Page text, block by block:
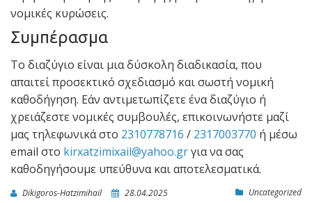
νομικές κυρώσεις.
Συμπέρασμα
Το διαζύγιο είναι μια δύσκολη διαδικασία, που
απαιτεί προσεκτικό σχεδιασμό και σωστή νομική
καθοδήγηση. Εάν αντιμετωπίζετε ένα διαζύγιο ή
χρειάζεστε νομικές συμβουλές, επικοινωνήστε μαζί
μας τηλεφωνικά στο 2310778716 / 2317003770 ή μέσω
email στο kirxatzimixail@yahoo.grγια να σας
καθοδηγήσουμε υπεύθυνα και αποτελεσματικά.
Dikigoros-Hatzimihail 28.04.2025 Uncategorized